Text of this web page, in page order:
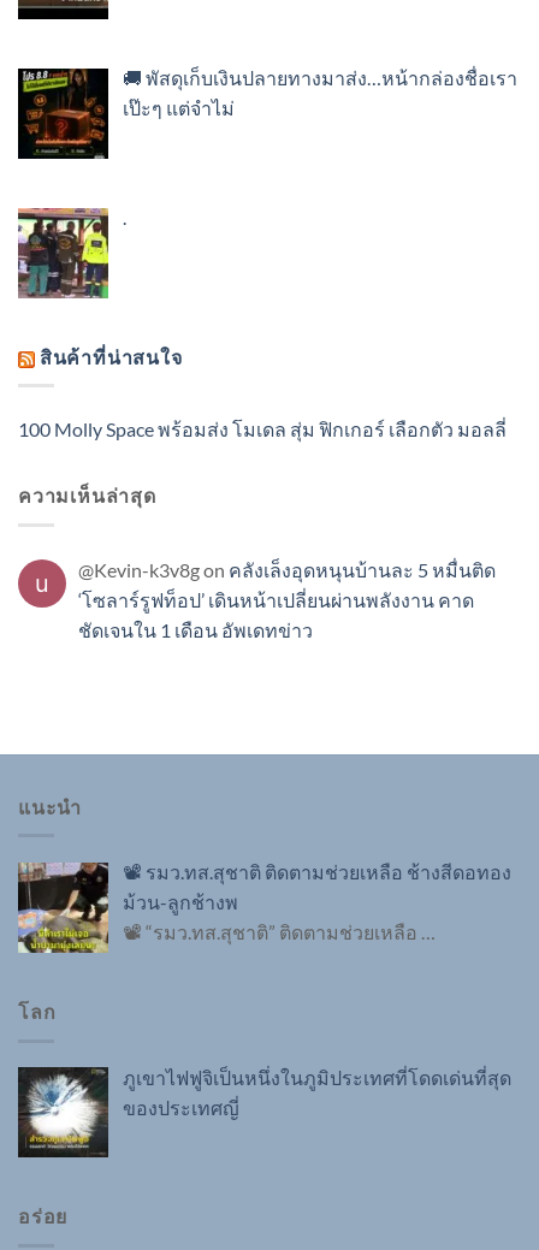
🚚 พัสดุเก็บเงินปลายทางมาส่ง…หน้ากล่องชื่อเรา
เป๊ะๆ แต่จำไม่
.
สินค้าที่น่าสนใจ
100 Molly Space พร้อมส่ง โมเดล สุ่ม ฟิกเกอร์ เลือกตัว มอลลี่
ความเห็นล่าสุด
@Kevin-k3v8gon คลังเล็งอุดหนุนบ้านละ 5 หมื่นติด
‘โซลาร์รูฟท็อป’ เดินหน้าเปลี่ยนผ่านพลังงาน คาด
ชัดเจนใน 1 เดือน อัพเดทข่าว
แนะนำ
📽️ รมว.ทส.สุชาติ ติดตามช่วยเหลือ ช้างสีดอทอง
ม้วน-ลูกช้างพ
📽️ “รมว.ทส.สุชาติ” ติดตามช่วยเหลือ …
โลก
ภูเขาไฟฟูจิเป็นหนึ่งในภูมิประเทศที่โดดเด่นที่สุด
ของประเทศญี่
อร่อย